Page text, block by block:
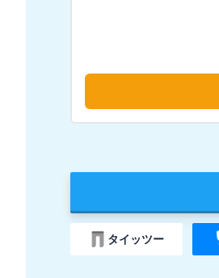
タイッツー